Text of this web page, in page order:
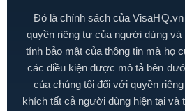
Đó là chính sách của
quyền riêng tư của người dùng
tính bảo mật của thông tin mà họ
các điều kiện được mô tả bên
của chúng tôi đối với quyền
khích tất cả người dùng hiện tại và